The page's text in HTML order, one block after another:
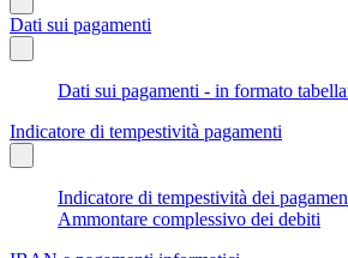
Dati sui pagamenti
Dati sui pagamenti - in formato
Indicatore di tempestività pagamenti
Indicatore di tempestività dei
Ammontare complessivo dei debiti